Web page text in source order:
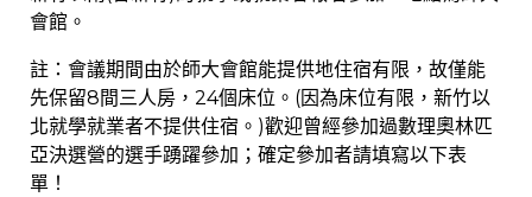
會館。
註：會議期間由於師大會館能提供地住宿有限，故僅能
先保留8間三人房，24個床位。(因為床位有限，新竹以
北就學就業者不提供住宿。)歡迎曾經參加過數理奧林匹
亞決選營的選手踴躍參加；確定參加者請填寫以下表
單！